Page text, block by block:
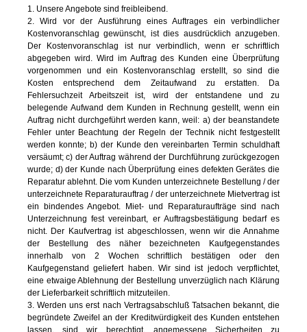
1. Unsere Angebote sind freibleibend.
2. Wird vor der Ausführung eines Auftrages ein verbindlicher
Kostenvoranschlag gewünscht, ist dies ausdrücklich anzugeben.
Der Kostenvoranschlag ist nur verbindlich, wenn er schriftlich
abgegeben wird. Wird im Auftrag des Kunden eine Überprüfung
vorgenommen und ein Kostenvoranschlag erstellt, so sind die
Kosten entsprechend dem Zeitaufwand zu erstatten. Da
Fehlersuchzeit Arbeitszeit ist, wird der entstandene und zu
belegende Aufwand dem Kunden in Rechnung gestellt, wenn ein
Auftrag nicht durchgeführt werden kann, weil: a) der beanstandete
Fehler unter Beachtung der Regeln der Technik nicht festgestellt
werden konnte; b) der Kunde den vereinbarten Termin schuldhaft
versäumt; c) der Auftrag während der Durchführung zurückgezogen
wurde; d) der Kunde nach Überprüfung eines defekten Gerätes die
Reparatur ablehnt. Die vom Kunden unterzeichnete Bestellung / der
unterzeichnete Reparaturauftrag / der unterzeichnete Mietvertrag ist
ein bindendes Angebot. Miet- und Reparaturaufträge sind nach
Unterzeichnung fest vereinbart, er Auftragsbestätigung bedarf es
nicht. Der Kaufvertrag ist abgeschlossen, wenn wir die Annahme
der Bestellung des näher bezeichneten Kaufgegenstandes
innerhalb von 2 Wochen schriftlich bestätigen oder den
Kaufgegenstand geliefert haben. Wir sind ist jedoch verpflichtet,
eine etwaige Ablehnung der Bestellung unverzüglich nach Klärung
der Lieferbarkeit schriftlich mitzuteilen.
3. Werden uns erst nach Vertragsabschluß Tatsachen bekannt, die
begründete Zweifel an der Kreditwürdigkeit des Kunden entstehen
lassen, sind wir berechtigt, angemessene Sicherheiten zu